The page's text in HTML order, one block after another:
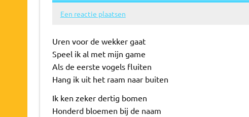
Een reactie plaatsen
Uren voor de wekker gaat
Speel ik al met mijn game
Als de eerste vogels fluiten
Hang ik uit het raam naar buiten
Ik ken zeker dertig bomen
Honderd bloemen bij de naam